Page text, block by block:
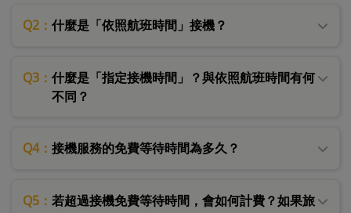
Q2： 什麼是「依照航班時間」接機？
Q3： 什麼是「指定接機時間」？與依照航班時間有何
不同？
Q4： 接機服務的免費等待時間為多久？
Q5： 若超過接機免費等待時間，會如何計費？如果旅